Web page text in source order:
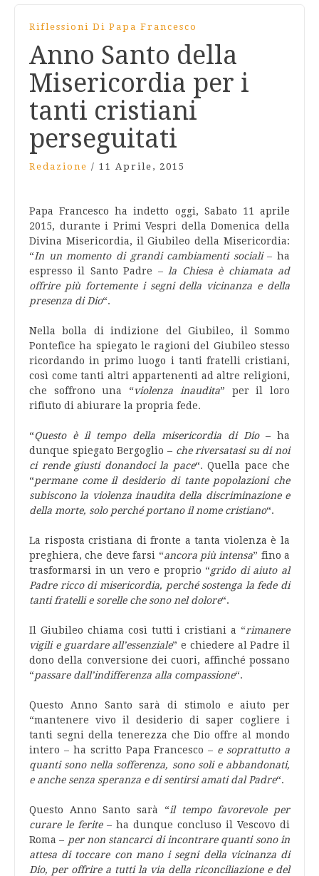
Riflessioni Di Papa Francesco
Anno Santo della
Misericordia per i
tanti cristiani
perseguitati
Redazione / 11 Aprile, 2015
Papa Francesco ha indetto oggi, Sabato 11 aprile
2015, durante i Primi Vespri della Domenica della
Divina Misericordia, il Giubileo della Misericordia:
“In un momento di grandi cambiamenti sociali– ha
espresso il Santo Padre –la Chiesa è chiamata ad
offrire più fortemente i segni della vicinanza e della
presenza di Dio“.
Nella bolla di indizione del Giubileo, il Sommo
Pontefice ha spiegato le ragioni del Giubileo stesso
ricordando in primo luogo i tanti fratelli cristiani,
così come tanti altri appartenenti ad altre religioni,
che soffrono una “violenza inaudita” per il loro
rifiuto di abiurare la propria fede.
“Questo è il tempo della misericordia di Dio– ha
dunque spiegato Bergoglio – che riversatasi su di noi
ci rende giusti donandoci la pace“. Quella pace che
“permane come il desiderio di tante popolazioni che
subiscono la violenza inaudita della discriminazione e
della morte, solo perché portano il nome cristiano“.
La risposta cristiana di fronte a tanta violenza è la
preghiera, che deve farsi “ancora più intensa” fino a
trasformarsi in un vero e proprio “grido di aiuto al
Padre ricco di misericordia, perché sostenga la fede di
tanti fratelli e sorelle che sono nel dolore“.
Il Giubileo chiama così tutti i cristiani a “rimanere
vigili e guardare all’essenziale” e chiedere al Padre il
dono della conversione dei cuori, affinché possano
“passare dall’indifferenza alla compassione“.
Questo Anno Santo sarà di stimolo e aiuto per
“mantenere vivo il desiderio di saper cogliere i
tanti segni della tenerezza che Dio offre al mondo
intero – ha scritto Papa Francesco – e soprattutto a
quanti sono nella sofferenza, sono soli e abbandonati,
e anche senza speranza e di sentirsi amati dal Padre“.
Questo Anno Santo sarà “il tempo favorevole per
curare le ferite– ha dunque concluso il Vescovo di
Roma – per non stancarci di incontrare quanti sono in
attesa di toccare con mano i segni della vicinanza di
Dio, per offrire a tutti la via della riconciliazione e del